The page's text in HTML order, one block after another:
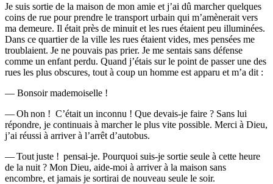
Je suis sortie de la maison de mon amie et j’ai dû marcher quelques
coins de rue pour prendre le transport urbain qui m’amènerait vers
ma demeure. Il était près de minuit et les rues étaient peu illuminées.
Dans ce quartier de la ville les rues étaient vides, mes pensées me
troublaient. Je ne pouvais pas prier. Je me sentais sans défense
comme un enfant perdu. Quand j’étais sur le point de passer une des
rues les plus obscures, tout à coup un homme est apparu et m’a dit :
— Bonsoir mademoiselle !
— Oh non ! C’était un inconnu ! Que devais-je faire ? Sans lui
répondre, je continuais à marcher le plus vite possible. Merci à Dieu,
j’ai réussi à arriver à l’arrêt d’autobus.
— Tout juste ! pensai-je. Pourquoi suis-je sortie seule à cette heure
de la nuit ? Mon Dieu, aide-moi à arriver à la maison sans
encombre, et jamais je sortirai de nouveau seule le soir.